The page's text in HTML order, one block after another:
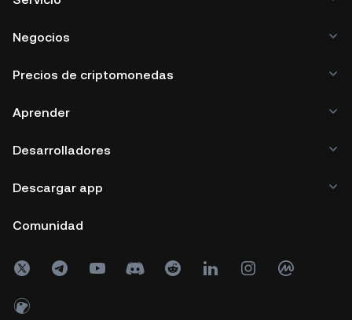
Negocios
Precios de criptomonedas
Aprender
Desarrolladores
Descargar app
Comunidad